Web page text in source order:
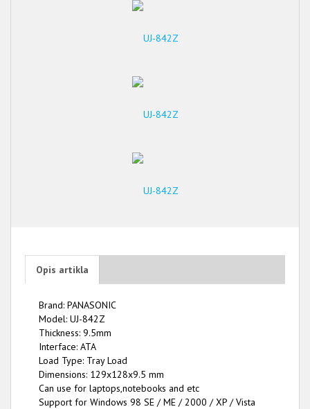
Opis artikla
Brand: PANASONIC
Model: UJ-842Z
Thickness: 9.5mm
Interface: ATA
Load Type: Tray Load
Dimensions: 129x128x9.5 mm
Can use for laptops,notebooks and etc
Support for Windows 98 SE / ME / 2000 / XP / Vista